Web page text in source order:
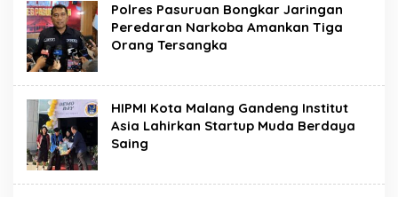
Polres Pasuruan Bongkar Jaringan
Peredaran Narkoba Amankan Tiga
Orang Tersangka
HIPMI Kota Malang Gandeng Institut
Asia Lahirkan Startup Muda Berdaya
Saing